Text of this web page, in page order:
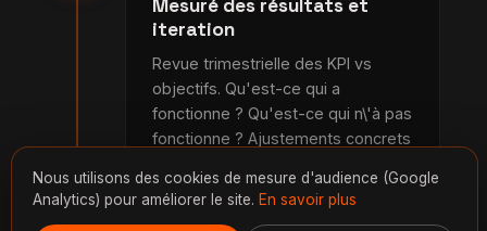
Mesuré des résultats et
iteration
Revue trimestrielle des KPI vs
objectifs. Qu'est-ce qui a
fonctionne ? Qu'est-ce qui n\'à pas
fonctionne ? Ajustements concrets
consulting devient un cycle
d'apprentissage continu, pas un
Nous utilisons des cookies de mesure d'audience (Google
Analytics) pour améliorer le site. En savoir plus